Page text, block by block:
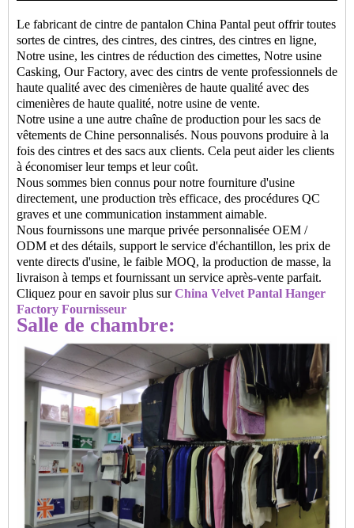
Le fabricant de cintre de pantalon China Pantal peut offrir toutes
sortes de cintres, des cintres, des cintres, des cintres en ligne,
Notre usine, les cintres de réduction des cimettes, Notre usine
Casking, Our Factory, avec des cintrs de vente professionnels de
haute qualité avec des cimenières de haute qualité avec des
cimenières de haute qualité, notre usine de vente.
Notre usine a une autre chaîne de production pour les sacs de
vêtements de Chine personnalisés. Nous pouvons produire à la
fois des cintres et des sacs aux clients. Cela peut aider les clients
à économiser leur temps et leur coût.
Nous sommes bien connus pour notre fourniture d'usine
directement, une production très efficace, des procédures QC
graves et une communication instamment aimable.
Nous fournissons une marque privée personnalisée OEM /
ODM et des détails, support le service d'échantillon, les prix de
vente directs d'usine, le faible MOQ, la production de masse, la
livraison à temps et fournissant un service après-vente parfait.
Cliquez pour en savoir plus surChina Velvet Pantal Hanger
Factory Fournisseur
Salle de chambre: